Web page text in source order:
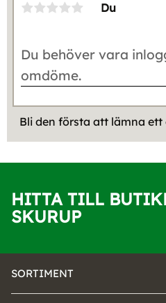
Du
Bli den första att lämna ett
HITTA TILL
SKURUP
SORTIMENT